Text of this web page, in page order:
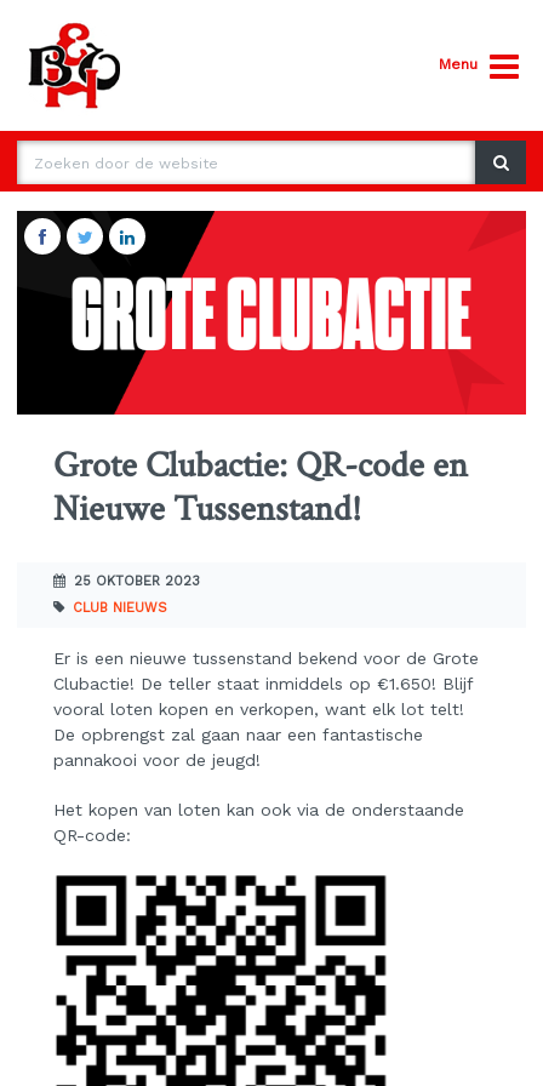
Menu
Grote Clubactie: QR-code en
Nieuwe Tussenstand!
25 OKTOBER 2023
CLUB NIEUWS
Er is een nieuwe tussenstand bekend voor de Grote
Clubactie! De teller staat inmiddels op €1.650! Blijf
vooral loten kopen en verkopen, want elk lot telt!
De opbrengst zal gaan naar een fantastische
pannakooi voor de jeugd!
Het kopen van loten kan ook via de onderstaande
QR-code: